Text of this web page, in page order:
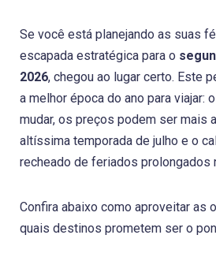
Se você está planejando as suas
escapada estratégica para o
2026, chegou ao lugar certo. Este
a melhor época do ano para viajar:
mudar, os preços podem ser mais
altíssima temporada de julho e o
recheado de feriados prolongados
Confira abaixo como aproveitar as
quais destinos prometem ser o